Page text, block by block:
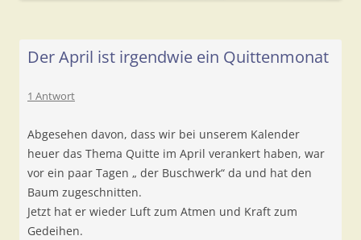
Der April ist irgendwie ein Quittenmonat
1 Antwort
Abgesehen davon, dass wir bei unserem Kalender
heuer das Thema Quitte im April verankert haben, war
vor ein paar Tagen „ der Buschwerk“ da und hat den
Baum zugeschnitten.
Jetzt hat er wieder Luft zum Atmen und Kraft zum
Gedeihen.